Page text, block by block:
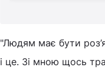
"Людям має бути
і це. Зі мною щось